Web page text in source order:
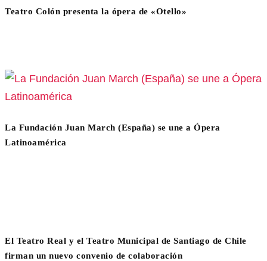
Teatro Colón presenta la ópera de «Otello»
La Fundación Juan March (España) se une a Ópera
Latinoamérica
El Teatro Real y el Teatro Municipal de Santiago de Chile
firman un nuevo convenio de colaboración